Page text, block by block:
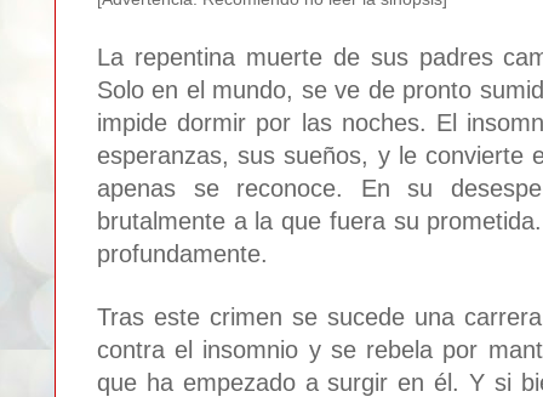
La repentina muerte de sus padres
Solo en el mundo, se ve de pronto
impide dormir por las noches. El
esperanzas, sus sueños, y le convierte
apenas se reconoce. En su
brutalmente a la que fuera su
profundamente.
Tras este crimen se sucede una
contra el insomnio y se rebela por
que ha empezado a surgir en él. Y si